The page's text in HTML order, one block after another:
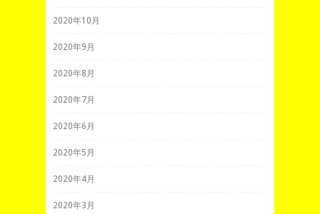
2020年10月
2020年9月
2020年8月
2020年7月
2020年6月
2020年5月
2020年4月
2020年3月